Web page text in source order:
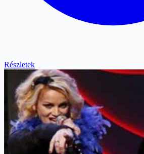
Részletek